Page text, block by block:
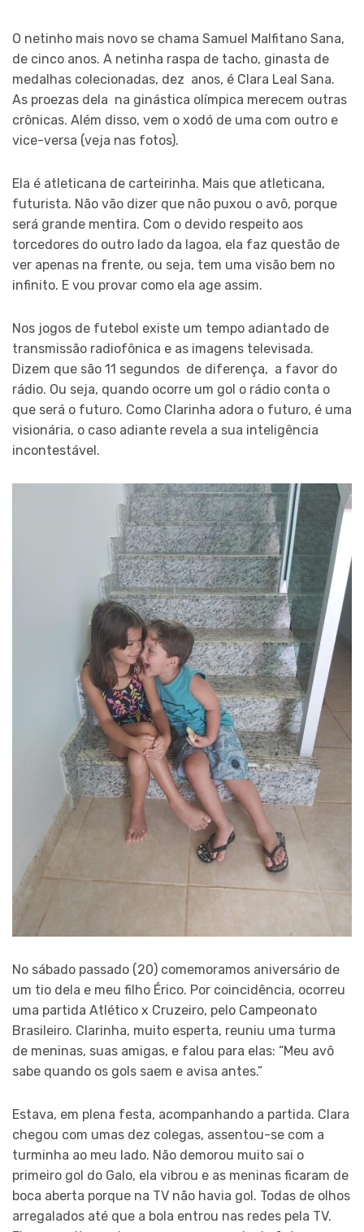
O netinho mais novo se chama Samuel Malfitano Sana,
de cinco anos. A netinha raspa de tacho, ginasta de
medalhas colecionadas, dez anos, é Clara Leal Sana.
As proezas dela na ginástica olímpica merecem outras
crônicas. Além disso, vem o xodó de uma com outro e
vice-versa (veja nas fotos).
Ela é atleticana de carteirinha. Mais que atleticana,
futurista. Não vão dizer que não puxou o avô, porque
será grande mentira. Com o devido respeito aos
torcedores do outro lado da lagoa, ela faz questão de
ver apenas na frente, ou seja, tem uma visão bem no
infinito. E vou provar como ela age assim.
Nos jogos de futebol existe um tempo adiantado de
transmissão radiofônica e as imagens televisada.
Dizem que são 11 segundos de diferença, a favor do
rádio. Ou seja, quando ocorre um gol o rádio conta o
que será o futuro. Como Clarinha adora o futuro, é uma
visionária, o caso adiante revela a sua inteligência
incontestável.
No sábado passado (20) comemoramos aniversário de
um tio dela e meu filho Érico. Por coincidência, ocorreu
uma partida Atlético x Cruzeiro, pelo Campeonato
Brasileiro. Clarinha, muito esperta, reuniu uma turma
de meninas, suas amigas, e falou para elas: “Meu avô
sabe quando os gols saem e avisa antes.”
Estava, em plena festa, acompanhando a partida. Clara
chegou com umas dez colegas, assentou-se com a
turminha ao meu lado. Não demorou muito sai o
primeiro gol do Galo, ela vibrou e as meninas ficaram de
boca aberta porque na TV não havia gol. Todas de olhos
arregalados até que a bola entrou nas redes pela TV.